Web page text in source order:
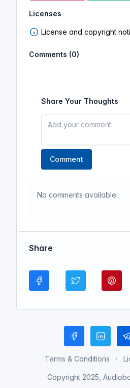
Licenses
License and copyright
Comments (0)
Share Your Thoughts
Comment
No comments available.
Share
Terms & Conditions
Copyright 2025,